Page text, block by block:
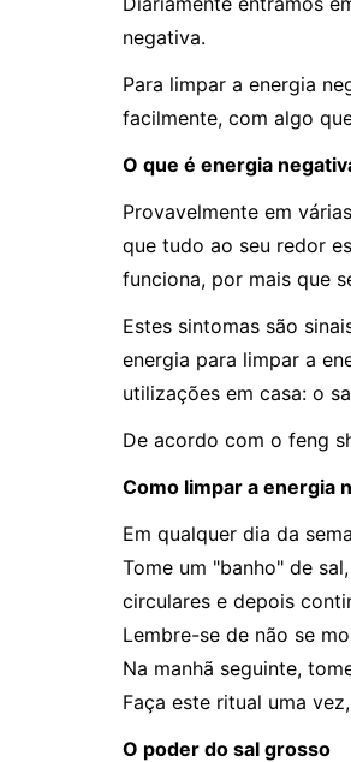
negativa.
Para limpar a energia
facilmente, com algo
O que é energia
Provavelmente em
que tudo ao seu redor
funciona, por mais que
Estes sintomas são
energia para limpar a
utilizações em casa: o
De acordo com o feng
Como limpar a energia
Em qualquer dia da
Tome um "banho" de
circulares e depois
Lembre-se de não se
Na manhã seguinte,
Faça este ritual uma
O poder do sal grosso